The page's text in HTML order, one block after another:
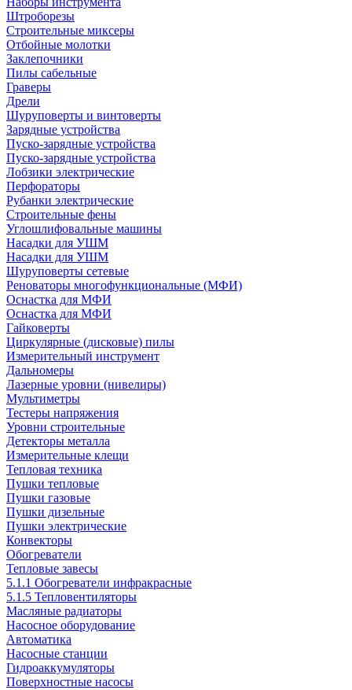
Штроборезы
Строительные миксеры
Отбойные молотки
Заклепочники
Пилы сабельные
Граверы
Дрели
Шуруповерты и винтоверты
Зарядные устройства
Пуско-зарядные устройства
Пуско-зарядные устройства
Лобзики электрические
Перфораторы
Рубанки электрические
Строительные фены
Углошлифовальные машины
Насадки для УШМ
Насадки для УШМ
Шуруповерты сетевые
Реноваторы многофункциональные (МФИ)
Оснастка для МФИ
Оснастка для МФИ
Гайковерты
Циркулярные (дисковые) пилы
Измерительный инструмент
Дальномеры
Лазерные уровни (нивелиры)
Мультиметры
Тестеры напряжения
Уровни строительные
Детекторы металла
Измерительные клещи
Тепловая техника
Пушки тепловые
Пушки газовые
Пушки дизельные
Пушки электрические
Конвекторы
Обогреватели
Тепловые завесы
5.1.1 Обогреватели инфракрасные
5.1.5 Тепловентиляторы
Масляные радиаторы
Насосное оборудование
Автоматика
Насосные станции
Гидроаккумуляторы
Поверхностные насосы